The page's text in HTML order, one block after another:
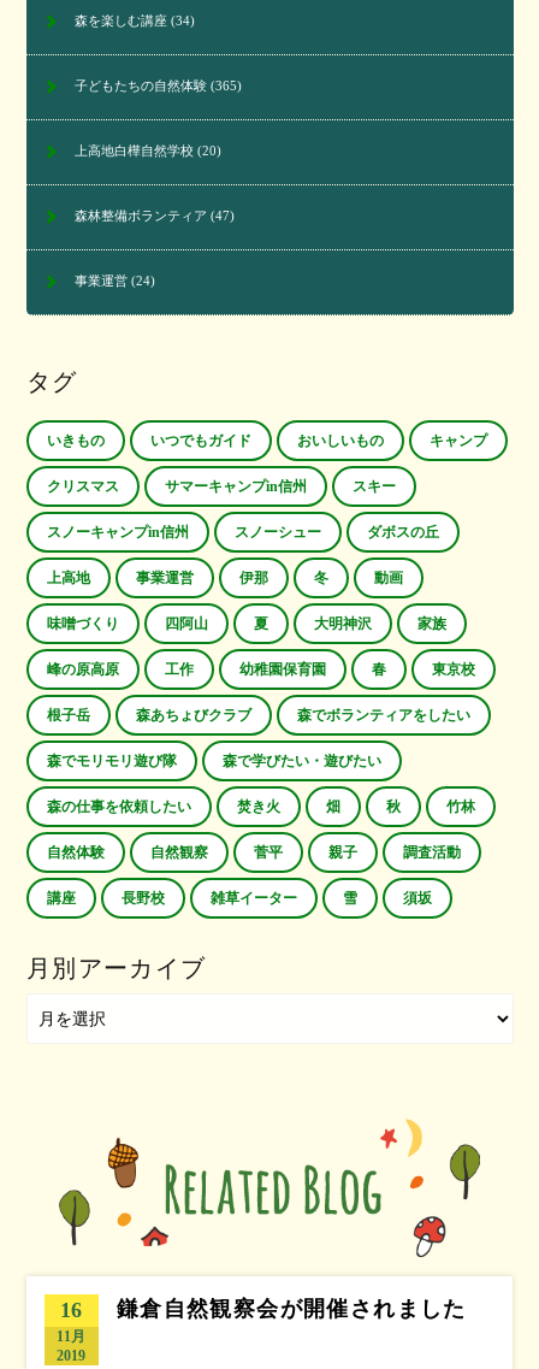
森を楽しむ講座(34)
子どもたちの自然体験(365)
上高地白樺自然学校(20)
森林整備ボランティア (47)
事業運営(24)
タグ
いきもの いつでもガイド おいしいもの キャンプ
クリスマス サマーキャンプin信州 スキー
スノーキャンプin信州 スノーシュー ダボスの丘
上高地 事業運営 伊那 冬 動画
味噌づくり 四阿山 夏 大明神沢 家族
峰の原高原 工作 幼稚園保育園 春 東京校
根子岳 森あちょびクラブ 森でボランティアをしたい
森でモリモリ遊び隊 森で学びたい・遊びたい
森の仕事を依頼したい 焚き火 畑 秋 竹林
自然体験 自然観察 菅平 親子 調査活動
講座 長野校 雑草イーター 雪 須坂
月別アーカイブ
16
11月
2019
鎌倉自然観察会が開催されました